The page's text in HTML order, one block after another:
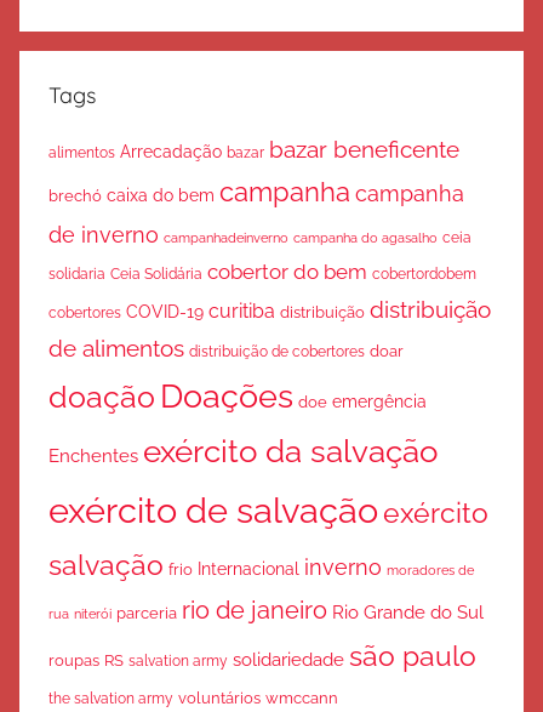
Tags
alimentos Arrecadação bazar bazar beneficente
brechó caixa do bem campanha campanha
de inverno campanhadeinverno campanha do agasalho ceia
solidaria Ceia Solidária cobertor do bem cobertordobem
cobertores COVID-19 curitiba distribuição distribuição
de alimentos distribuição de cobertores doar
doação Doações doe emergência
Enchentes exército da salvação
exército de salvaçãoexército
salvação frio Internacional inverno moradores de
rua niterói parceria rio de janeiro Rio Grande do Sul
roupas RS salvation army solidariedade são paulo
the salvation army voluntários wmccann